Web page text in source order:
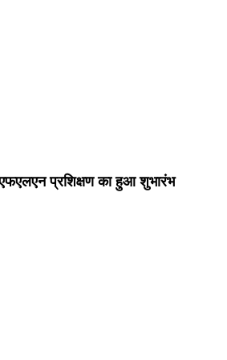
एफएलएन प्रशिक्षण का हुआ शुभारंभ